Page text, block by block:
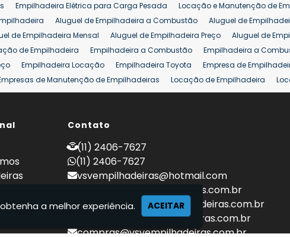
Empilhadeira Elétrica para Carga Pesada Locação e Manutenção de
Aluguel de Empilhadeira a Combustão Aluguel de
de Empilhadeira Mensal Aluguel de Empilhadeira Preço Aluguel de
de Empilhadeira Empilhadeira a Combustão Empilhadeira a
Empilhadeira Locação Empilhadeira Toyota Empresa de
de Manutenção de Empilhadeiras Locação de Empilhadeira
para Hipermercados Locação Empilhadeira para Mercados
Comprar Empilhadeira Elétrica
25 ton Empilhadeira a Combustão 25 ton Preço de
Contato
(11) 2406-7627
(11) 2406-7627
vsvempilhadeiras@hotmail.com
locacao@vsvempilhadeiras.com.br
manutencao@vsvempilhadeiras.com.br
financeiro@vsvempilhadeiras.com.br
compras@vsvempilhadeiras.com.br
a melhor experiência. ACEITAR